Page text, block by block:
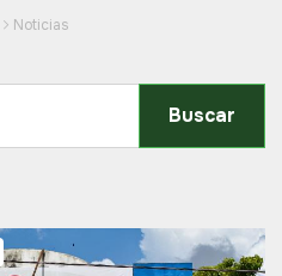
Noticias
Buscar